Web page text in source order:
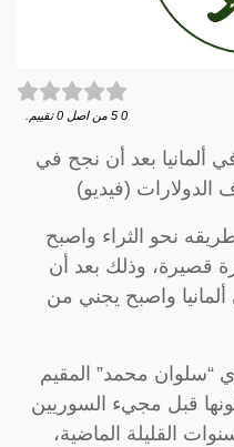
0
5 من اصل 0 تقييم.
ألمانيا بعد أن نجح في
الدولارات (فيديو)
نحو الثراء واصبح
قصيرة، وذلك بعد أن
واصبح يجني من
“سلوان محمد” المقيم
قبل مجيء السوريين
القليلة الماضية،